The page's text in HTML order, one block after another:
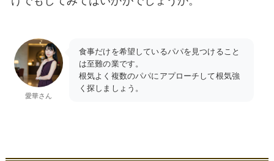
マッチングアプリでご飯だけデートが続くの
はなぜ？
パパ活アプリはどこでOKですか？
【まとめ】パパ活はご飯だけでも十分稼げ
愛華さん
食事だけを希望しているパパを見つけること
は至難の業です。
根気よく複数のパパにアプローチして根気強
く探しましょう。